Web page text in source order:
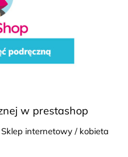
w prestashop
Sklep internetowy/ kobieta